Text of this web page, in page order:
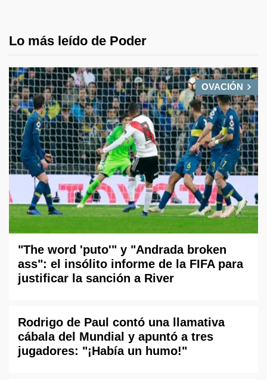
Lo más leído de Poder
OVACIÓN
"The word 'puto'" y "Andrada broken
ass": el insólito informe de la FIFA para
justificar la sanción a River
Rodrigo de Paul contó una llamativa
cábala del Mundial y apuntó a tres
jugadores: "¡Había un humo!"